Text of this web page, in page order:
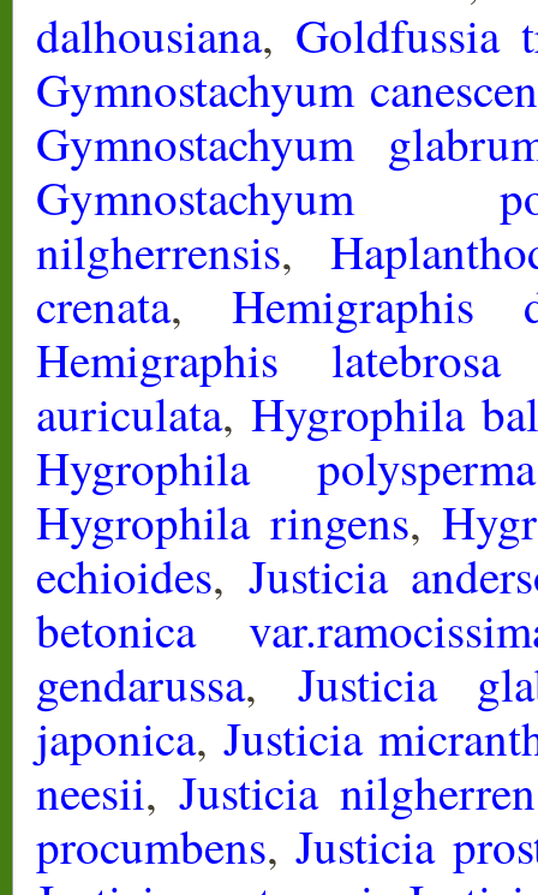
dalhousiana, Goldfussia
Gymnostachyum
Gymnostachyum
Gymnostachyum
nilgherrensis,
crenata, Hemigraphis
Hemigraphis
auriculata, Hygrophila
Hygrophila polysperma
Hygrophila ringens,
echioides, Justicia
betonica
gendarussa, Justicia
japonica, Justicia
neesii, Justicia
procumbens,Justicia